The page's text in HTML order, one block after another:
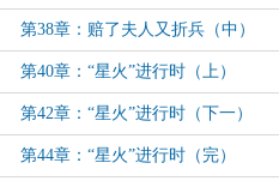
阅）
第38章：赔了夫人又折兵（中）
第40章：“星火”进行时（上）
第42章：“星火”进行时（下一）
第44章：“星火”进行时（完）